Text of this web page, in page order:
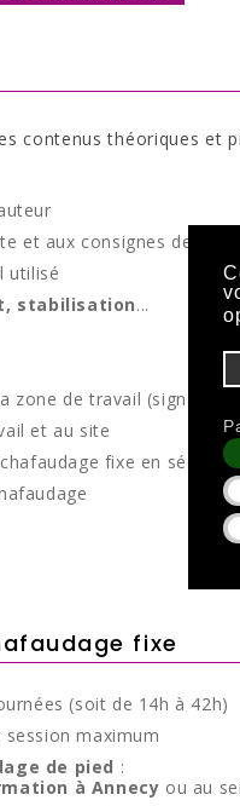
contenus théoriques et
et aux consignes de
utilisé
stabilisation...
zone de travail
et au site
fixe en sécurité
fixe
(soit de 14h à 42h)
session maximum
de pied :
à Annecy ou au